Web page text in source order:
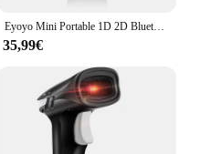
Eyoyo Mini Portable 1D 2D Bluetooth Scanner di codici a barre lettore di immagini con schermo di codice QR PDF417 Data Matrix USB cablato scansione 2.4G Dongl
35,99€